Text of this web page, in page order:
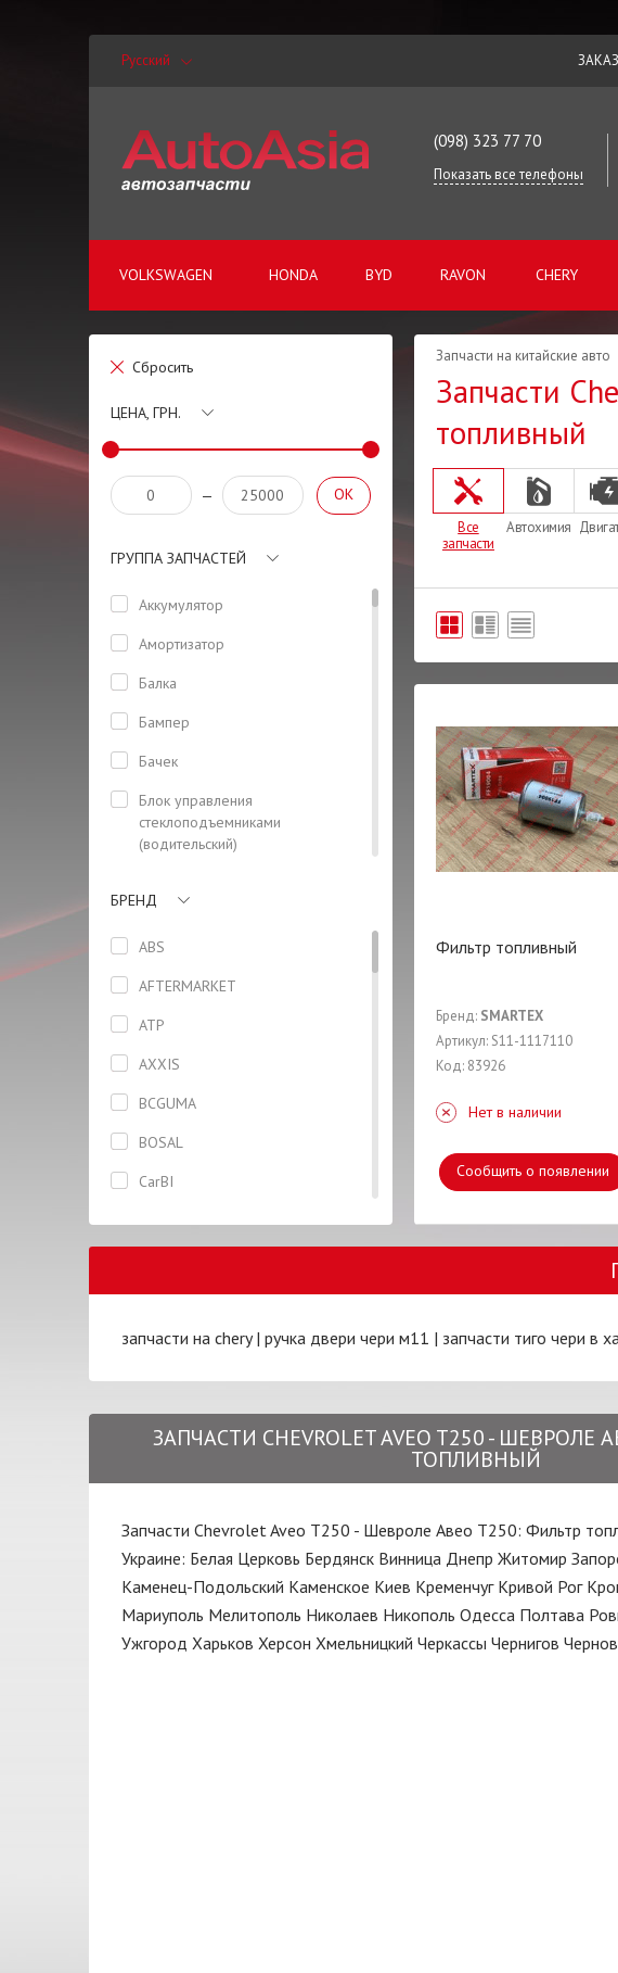
Русский ЗАКАЗ
(098) 323 77 70
Показать все телефоны
VOLKSWAGEN HONDA BYD RAVON CHERY
Сбросить
ЦЕНА, ГРН.
— OK
ГРУППА ЗАПЧАСТЕЙ
Аккумулятор
Амортизатор
Балка
Бампер
Бачек
Блок управления
стеклоподъемниками
(водительский)
Диск тормозной
Заглушка
Колодки
Кольца поршневые
БРЕНД
ABS
AFTERMARKET
ATP
AXXIS
BCGUMA
BOSAL
CarBI
CASTROL
CIFAM
CONTINENTAL
CTR
CX
ERT
EuroEx
FARE
FISCHER
Запчасти на китайские авто
Запчасти
топливный
Все
запчасти
Автохимия
Фильтр топливный
Бренд: SMARTEX
Артикул: S11-1117110
Код: 83926
Нет в наличии
Сообщить о появлении
запчасти на chery| ручка двери чери м11 | запчасти тиго чери в
ЗАПЧАСТИ CHEVROLET AVEO T250 - ШЕВРОЛЕ
ТОПЛИВНЫЙ
Запчасти Chevrolet Aveo T250 - Шевроле Авео Т250: Фильтр
Украине: Белая Церковь Бердянск Винница Днепр Житомир
Каменец-Подольский Каменское Киев Кременчуг Кривой Рог
Мариуполь Мелитополь Николаев Никополь Одесса Полтава
Ужгород Харьков Херсон Хмельницкий Черкассы Чернигов